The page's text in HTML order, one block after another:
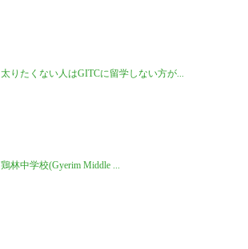
太りたくない人はGITCに留学しない方が...
鶏林中学校(Gyerim Middle ...